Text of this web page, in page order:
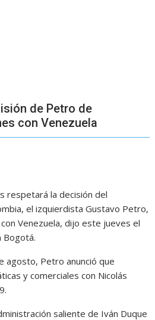
de Petro de
con Venezuela
respetará la decisión del
el izquierdista Gustavo Petro,
Venezuela, dijo este jueves el
Bogotá.
agosto, Petro anunció que
y comerciales con Nicolás
saliente de Iván Duque